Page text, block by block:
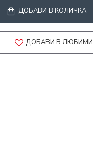
ДОБАВИ В КОЛИЧКА
ДОБАВИ В ЛЮБИМИ